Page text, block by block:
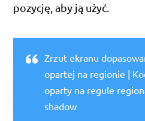
pozycję, aby ją użyć.
Zrzut ekranu
opartej na regionie |
oparty na regule
shadow